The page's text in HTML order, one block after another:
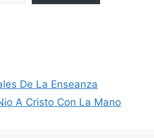
De La Enseanza
A Cristo Con La Mano